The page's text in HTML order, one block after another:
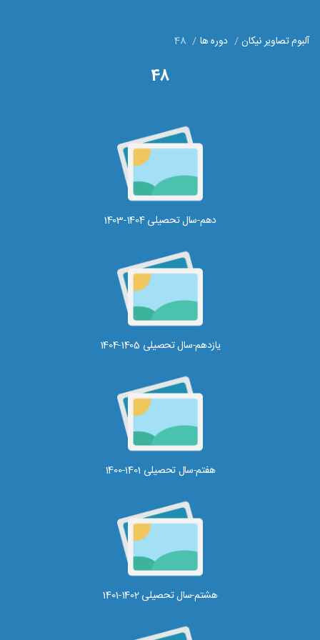
آلبوم تصاویر نیکان دوره ها 48
48
دهم-سال تحصیلی 1404-1403
یازدهم-سال تحصیلی 1405-1404
هفتم-سال تحصیلی 1401-1400
هشتم-سال تحصیلی 1402-1401